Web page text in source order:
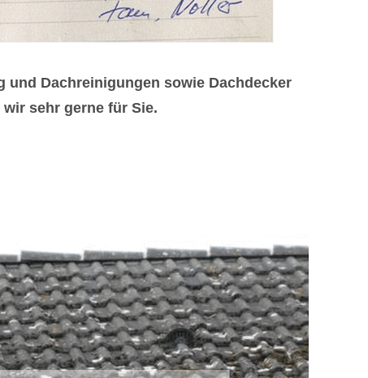
und Dachreinigungen sowie Dachdecker
sehr gerne für Sie.